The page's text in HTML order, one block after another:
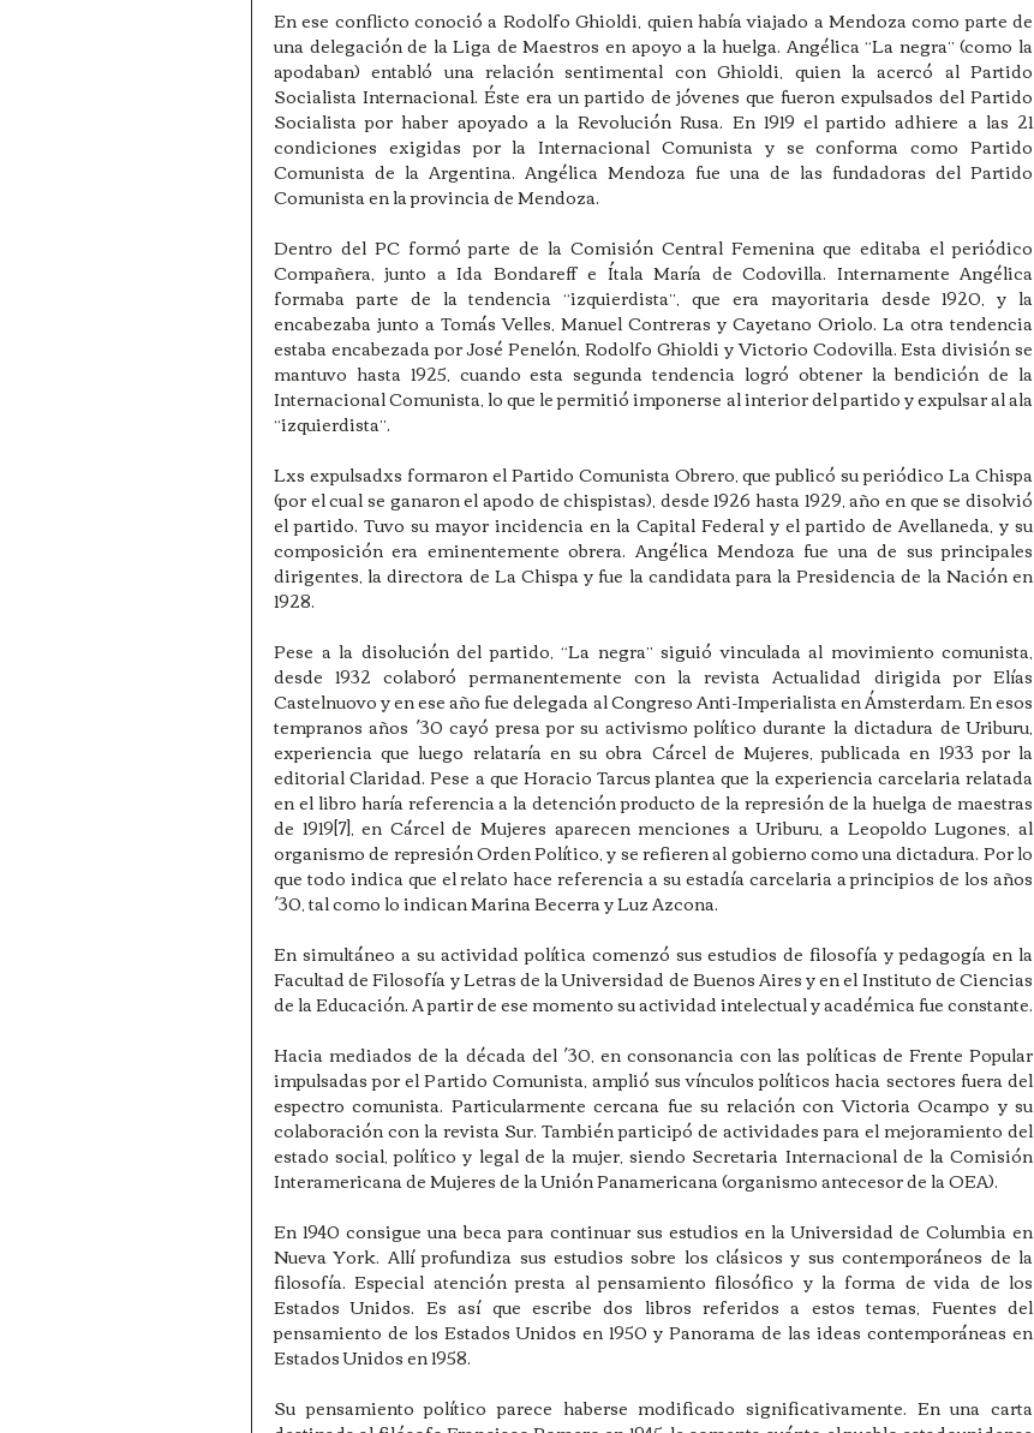
En ese conflicto conoció a Rodolfo Ghioldi, quien había viajado a Mendoza como parte de
una delegación de la Liga de Maestros en apoyo a la huelga. Angélica “La negra” (como la
apodaban) entabló una relación sentimental con Ghioldi, quien la acercó al Partido
Socialista Internacional. Éste era un partido de jóvenes que fueron expulsados del Partido
Socialista por haber apoyado a la Revolución Rusa. En 1919 el partido adhiere a las 21
condiciones exigidas por la Internacional Comunista y se conforma como Partido
Comunista de la Argentina. Angélica Mendoza fue una de las fundadoras del Partido
Comunista en la provincia de Mendoza.
Dentro del PC formó parte de la Comisión Central Femenina que editaba el periódico
Compañera, junto a Ida Bondareff e Ítala María de Codovilla. Internamente Angélica
formaba parte de la tendencia “izquierdista”, que era mayoritaria desde 1920, y la
encabezaba junto a Tomás Velles, Manuel Contreras y Cayetano Oriolo. La otra tendencia
estaba encabezada por José Penelón, Rodolfo Ghioldi y Victorio Codovilla. Esta división se
mantuvo hasta 1925, cuando esta segunda tendencia logró obtener la bendición de la
Internacional Comunista, lo que le permitió imponerse al interior del partido y expulsar al ala
“izquierdista”.
Lxs expulsadxs formaron el Partido Comunista Obrero, que publicó su periódico La Chispa
(por el cual se ganaron el apodo de chispistas), desde 1926 hasta 1929, año en que se disolvió
el partido. Tuvo su mayor incidencia en la Capital Federal y el partido de Avellaneda, y su
composición era eminentemente obrera. Angélica Mendoza fue una de sus principales
dirigentes, la directora de La Chispa y fue la candidata para la Presidencia de la Nación en
1928.
Pese a la disolución del partido, “La negra” siguió vinculada al movimiento comunista,
desde 1932 colaboró permanentemente con la revista Actualidad dirigida por Elías
Castelnuovo y en ese año fue delegada al Congreso Anti-Imperialista en Ámsterdam. En esos
tempranos años ´30 cayó presa por su activismo político durante la dictadura de Uriburu,
experiencia que luego relataría en su obra Cárcel de Mujeres, publicada en 1933 por la
editorial Claridad. Pese a que Horacio Tarcus plantea que la experiencia carcelaria relatada
en el libro haría referencia a la detención producto de la represión de la huelga de maestras
de 1919[7], en Cárcel de Mujeres aparecen menciones a Uriburu, a Leopoldo Lugones, al
organismo de represión Orden Político, y se refieren al gobierno como una dictadura. Por lo
que todo indica que el relato hace referencia a su estadía carcelaria a principios de los años
´30, tal como lo indican Marina Becerra y Luz Azcona.
En simultáneo a su actividad política comenzó sus estudios de filosofía y pedagogía en la
Facultad de Filosofía y Letras de la Universidad de Buenos Aires y en el Instituto de Ciencias
de la Educación. A partir de ese momento su actividad intelectual y académica fue constante.
Hacia mediados de la década del ´30, en consonancia con las políticas de Frente Popular
impulsadas por el Partido Comunista, amplió sus vínculos políticos hacia sectores fuera del
espectro comunista. Particularmente cercana fue su relación con Victoria Ocampo y su
colaboración con la revista Sur. También participó de actividades para el mejoramiento del
estado social, político y legal de la mujer, siendo Secretaria Internacional de la Comisión
Interamericana de Mujeres de la Unión Panamericana (organismo antecesor de la OEA).
En 1940 consigue una beca para continuar sus estudios en la Universidad de Columbia en
Nueva York. Allí profundiza sus estudios sobre los clásicos y sus contemporáneos de la
filosofía. Especial atención presta al pensamiento filosófico y la forma de vida de los
Estados Unidos. Es así que escribe dos libros referidos a estos temas, Fuentes del
pensamiento de los Estados Unidos en 1950 y Panorama de las ideas contemporáneas en
Estados Unidos en 1958.
Su pensamiento político parece haberse modificado significativamente. En una carta